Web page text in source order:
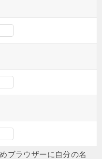
ブラウザーに自分の名